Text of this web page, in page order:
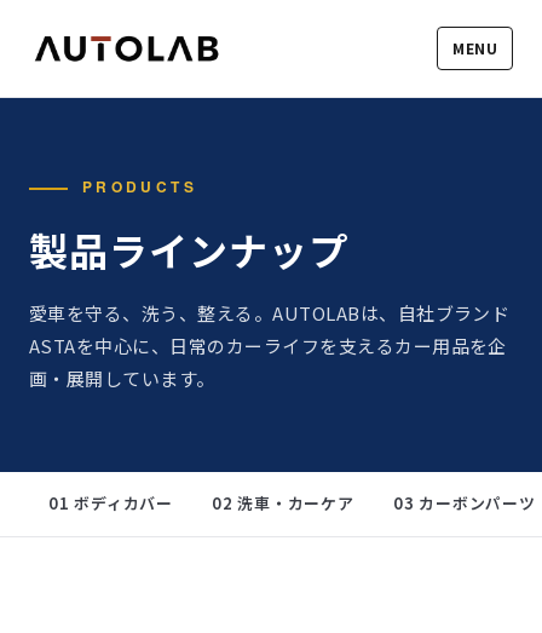
MENU
PRODUCTS
製品ラインナップ
愛車を守る、洗う、整える。AUTOLABは、自社ブランド
ASTAを中心に、日常のカーライフを支えるカー用品を企
画・展開しています。
01 ボディカバー 02 洗車・カーケア 03 カーボンパーツ